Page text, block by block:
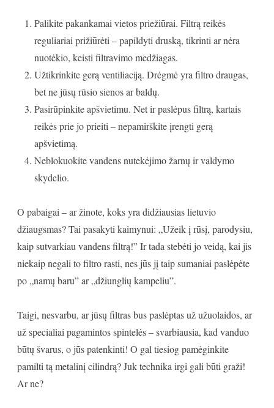
Palikite pakankamai vietos priežiūrai. Filtrą reikės
reguliariai prižiūrėti – papildyti druską, tikrinti ar nėra
nuotėkio, keisti filtravimo medžiagas.
Užtikrinkite gerą ventiliaciją. Drėgmė yra filtro draugas,
bet ne jūsų rūsio sienos ar baldų.
Pasirūpinkite apšvietimu. Net ir paslėpus filtrą, kartais
reikės prie jo prieiti – nepamirškite įrengti gerą
apšvietimą.
Neblokuokite vandens nutekėjimo žarnų ir valdymo
skydelio.
O pabaigai – ar žinote, koks yra didžiausias lietuvio
džiaugsmas? Tai pasakyti kaimynui: „Užeik į rūsį, parodysiu,
kaip sutvarkiau vandens filtrą!” Ir tada stebėti jo veidą, kai jis
niekaip negali to filtro rasti, nes jūs jį taip sumaniai paslėpėte
po „namų baru” ar „džiunglių kampeliu”.
Taigi, nesvarbu, ar jūsų filtras bus paslėptas už užuolaidos, ar
už specialiai pagamintos spintelės – svarbiausia, kad vanduo
būtų švarus, o jūs patenkinti! O gal tiesiog pamėginkite
pamilti tą metalinį cilindrą? Juk technika irgi gali būti graži!
Ar ne?